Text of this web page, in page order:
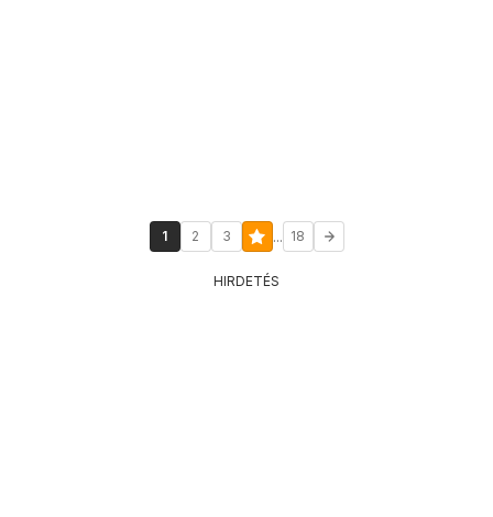
1 2 3 ... 18
HIRDETÉS